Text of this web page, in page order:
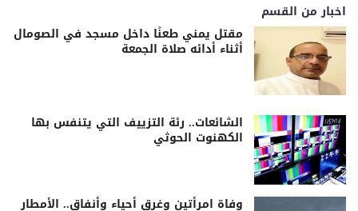
اخبار من القسم
مقتل يمني طعنًا داخل مسجد في الصومال
أثناء أدائه صلاة الجمعة
الشائعات.. رئة التزييف التي يتنفس بها
الكهنوت الحوثي
وفاة امرأتين وغرق أحياء وأنفاق.. الأمطار